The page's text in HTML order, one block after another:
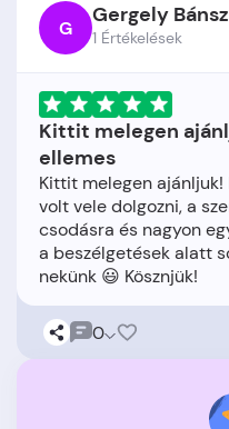
G Gergely
1 Értékelések
Kittit melegen
ellemes
Kittit melegen ajánljuk!
volt vele dolgozni, a
csodásra és nagyon
a beszélgetések alatt
0